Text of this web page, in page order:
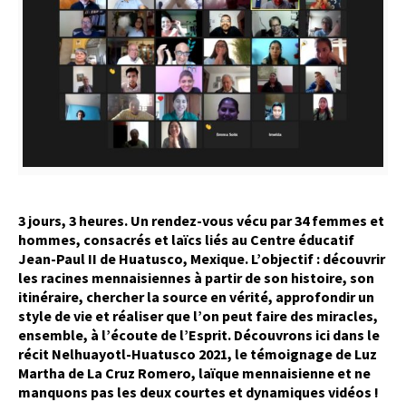
3 jours, 3 heures. Un rendez-vous vécu par 34 femmes et
hommes, consacrés et laïcs liés au Centre éducatif
Jean-Paul II de Huatusco, Mexique. L’objectif : découvrir
les racines mennaisiennes à partir de son histoire, son
itinéraire, chercher la source en vérité, approfondir un
style de vie et réaliser que l’on peut faire des miracles,
ensemble, à l’écoute de l’Esprit. Découvrons ici dans le
récit Nelhuayotl-Huatusco 2021, le témoignage de Luz
Martha de La Cruz Romero, laïque mennaisienne et ne
manquons pas les deux courtes et dynamiques vidéos !